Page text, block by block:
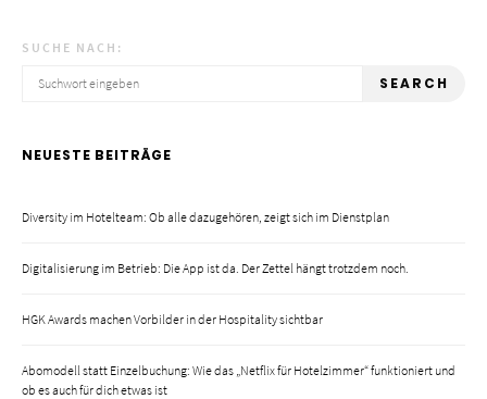
SUCHE NACH:
SEARCH
NEUESTE BEITRÄGE
Diversity im Hotelteam: Ob alle dazugehören, zeigt sich im Dienstplan
Digitalisierung im Betrieb: Die App ist da. Der Zettel hängt trotzdem noch.
HGK Awards machen Vorbilder in der Hospitality sichtbar
Abomodell statt Einzelbuchung: Wie das „Netflix für Hotelzimmer“ funktioniert und
ob es auch für dich etwas ist